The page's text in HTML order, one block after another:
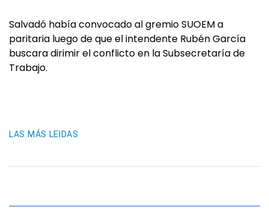
Salvadó había convocado al gremio SUOEM a
paritaria luego de que el intendente Rubén García
buscara dirimir el conflicto en la Subsecretaría de
Trabajo.
LAS MÁS LEIDAS